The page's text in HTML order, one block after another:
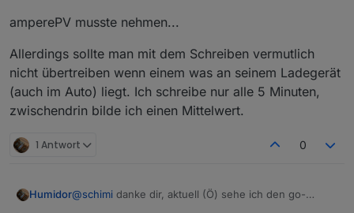
amperePV musste nehmen...
Allerdings sollte man mit dem Schreiben vermutlich
nicht übertreiben wenn einem was an seinem Ladegerät
(auch im Auto) liegt. Ich schreibe nur alle 5 Minuten,
zwischendrin bilde ich einen Mittelwert.
1 Antwort 0
Humidor@schimi danke dir, aktuell (Ö) sehe ich den go-